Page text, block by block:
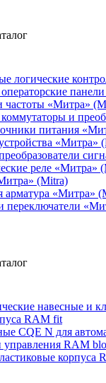
логические
частоты «Митра»
и
питания
«Митра»
реле «Митра»
(Mitra)
арматура «Митра»
навесные и
RAM fit
CQE N для
управления RAM
корпуса